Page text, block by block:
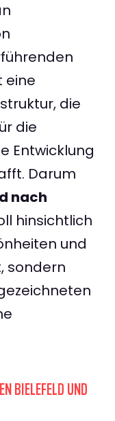
eine
die
die
Entwicklung
Darum
nach
hinsichtlich
und
sondern
BIELEFELD UND